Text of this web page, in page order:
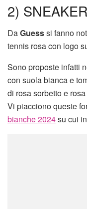
2)
DaGuesssi fanno
tennis rosa con logo
Sono proposte infatti
con suola bianca e
di rosa sorbetto e
Vi piacciono queste
bianche 2024su cui